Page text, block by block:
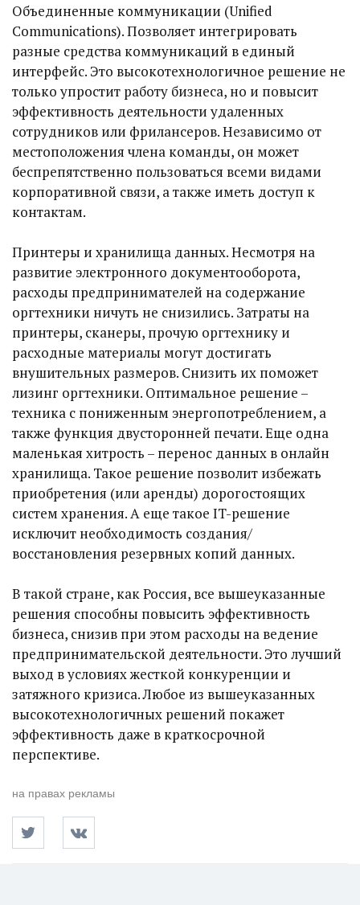
Объединенные коммуникации (Unified
Communications). Позволяет интегрировать
разные средства коммуникаций в единый
интерфейс. Это высокотехнологичное решение не
только упростит работу бизнеса, но и повысит
эффективность деятельности удаленных
сотрудников или фрилансеров. Независимо от
местоположения члена команды, он может
беспрепятственно пользоваться всеми видами
корпоративной связи, а также иметь доступ к
контактам.
Принтеры и хранилища данных. Несмотря на
развитие электронного документооборота,
расходы предпринимателей на содержание
оргтехники ничуть не снизились. Затраты на
принтеры, сканеры, прочую оргтехнику и
расходные материалы могут достигать
внушительных размеров. Снизить их поможет
лизинг оргтехники. Оптимальное решение –
техника с пониженным энергопотреблением, а
также функция двусторонней печати. Еще одна
маленькая хитрость – перенос данных в онлайн
хранилища. Такое решение позволит избежать
приобретения (или аренды) дорогостоящих
систем хранения. А еще такое IT-решение
исключит необходимость создания/
восстановления резервных копий данных.
В такой стране, как Россия, все вышеуказанные
решения способны повысить эффективность
бизнеса, снизив при этом расходы на ведение
предпринимательской деятельности. Это лучший
выход в условиях жесткой конкуренции и
затяжного кризиса. Любое из вышеуказанных
высокотехнологичных решений покажет
эффективность даже в краткосрочной
перспективе.
на правах рекламы